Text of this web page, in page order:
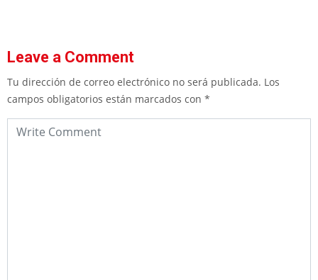
Leave a Comment
Tu dirección de correo electrónico no será publicada. Los
campos obligatorios están marcados con *